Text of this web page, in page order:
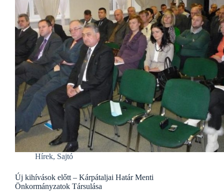
Hírek, Sajtó
Új kihívások előtt – Kárpátaljai Határ Menti
Önkormányzatok Társulása